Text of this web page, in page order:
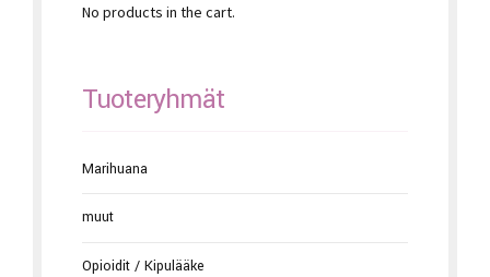
No products in the cart.
Tuoteryhmät
Marihuana
muut
Opioidit / Kipulääke